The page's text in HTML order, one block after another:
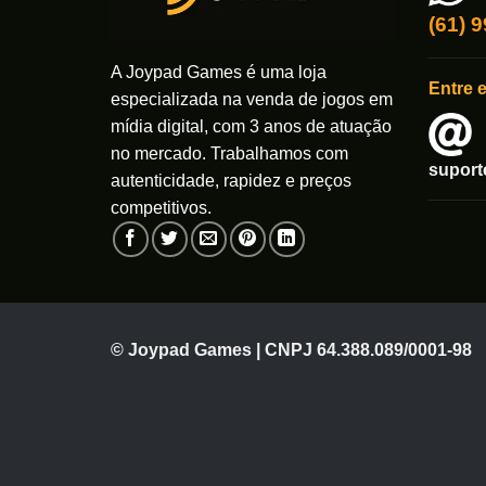
ser
página
produto
A Joypad Games é uma loja
especializada na venda de jogos em
mídia digital, com 3 anos de atuação
no mercado. Trabalhamos com
autenticidade, rapidez e preços
competitivos.
(61)
Entre
© Joypad Games | CNPJ 64.388.089/0001-98